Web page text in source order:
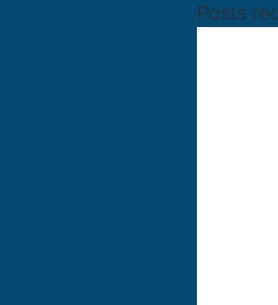
Posts